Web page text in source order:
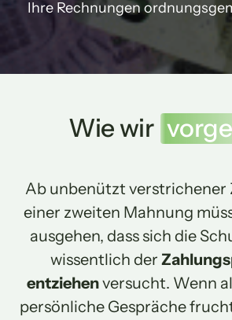
Ihre Rechnungen
Wie wir
Ab unbenützt verstrichener
einer zweiten Mahnung
ausgehen, dass sich die
wissentlich der
entziehen versucht. Wenn
persönliche Gespräche